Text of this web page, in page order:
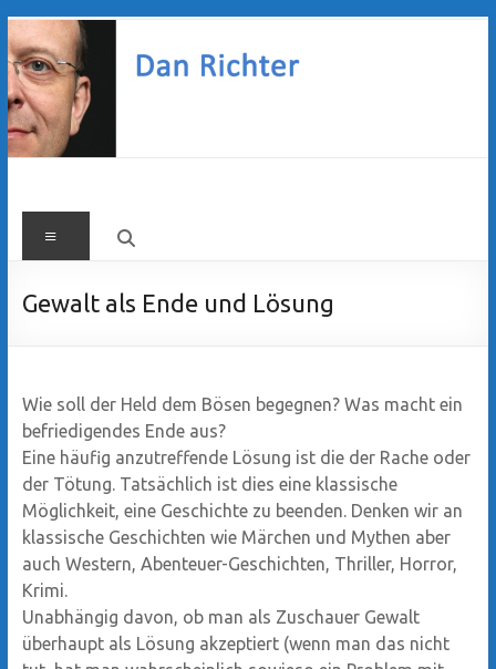
Zum
Inhalt
springen
Dan
Richter
Menü
Gewalt als Ende und Lösung
Wie soll der Held dem Bösen begegnen? Was macht ein
befriedigendes Ende aus?
Eine häufig anzutreffende Lösung ist die der Rache oder
der Tötung. Tatsächlich ist dies eine klassische
Möglichkeit, eine Geschichte zu beenden. Denken wir an
klassische Geschichten wie Märchen und Mythen aber
auch Western, Abenteuer-Geschichten, Thriller, Horror,
Krimi.
Unabhängig davon, ob man als Zuschauer Gewalt
überhaupt als Lösung akzeptiert (wenn man das nicht